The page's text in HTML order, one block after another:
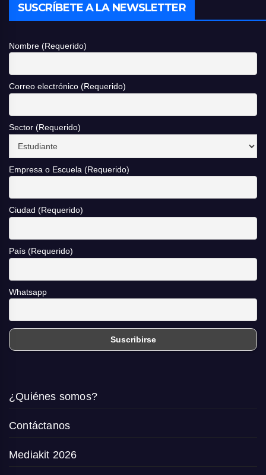
SUSCRÍBETE A LA NEWSLETTER
Nombre (Requerido)
Correo electrónico (Requerido)
Sector (Requerido)
Empresa o Escuela (Requerido)
Ciudad (Requerido)
País (Requerido)
Whatsapp
¿Quiénes somos?
Contáctanos
Mediakit 2026